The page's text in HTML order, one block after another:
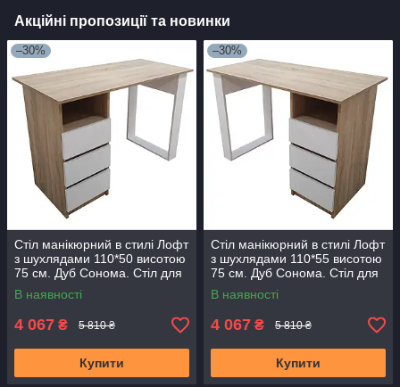
Акційні пропозиції та новинки
–30%
Стіл манікюрний в стилі Лофт
з шухлядами 110*50 висотою
75 см. Дуб Сонома. Стіл для
нарощування нігтів
В наявності
4 067 ₴ 5 810 ₴
Купити
–30%
Стіл манікюрний в стилі Лофт
з шухлядами 110*55 висотою
75 см. Дуб Сонома. Стіл для
нарощування нігтів
В наявності
4 067 ₴ 5 810 ₴
Купити